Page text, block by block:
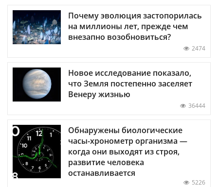
Почему эволюция застопорилась
на миллионы лет, прежде чем
внезапно возобновиться?
2474
Новое исследование показало,
что Земля постепенно заселяет
Венеру жизнью
36444
Обнаружены биологические
часы-хронометр организма —
когда они выходят из строя,
развитие человека
останавливается
5226